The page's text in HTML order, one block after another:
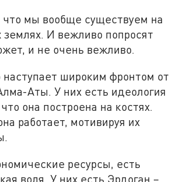
что мы вообще существуем на
И вежливо попросят
и не очень вежливо.
широким фронтом от
Аты. У них есть идеология
она построена на костях.
работает, мотивируя их
ресурсы, есть
воля. У них есть Эрдоган –